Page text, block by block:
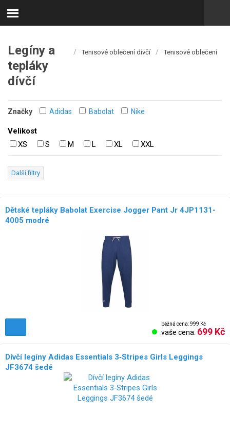
Legíny a
tepláky
dívčí
/ Tenisové oblečení dívčí / Tenisové oblečení
Značky Adidas Babolat Nike
Velikost
XS
S M L XL XXL
Další filtry
Dětské tepláky Babolat Exercise Jogger Pant Jr 4JP1131-
4005 modré
běžná cena: 999 Kč
vaše cena: 699 Kč
Dívčí legíny Adidas Essentials 3‑Stripes Girls Leggings
JF3674 šedé